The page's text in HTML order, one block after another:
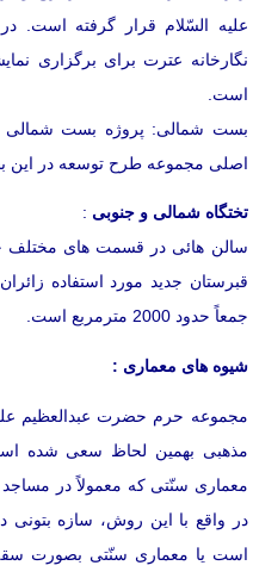
علیه السّلام قرار گرفته است.
نگارخانه عترت برای برگزاری
است.
اصلی مجموعه طرح توسعه در
تختگاه شمالی و جنوبی :
سالن هائی در قسمت های مختلف
قبرستان جدید مورد استفاده
جمعاً حدود 2000 مترمربع است.
شیوه های معماری :
مجموعه حرم حضرت عبدالعظیم
مذهبی بهمین لحاظ سعی شده
معماری سنّتی كه معمولاً در مساجد
در واقع با این روش، سازه
است یا معماری سنّتی بصورت